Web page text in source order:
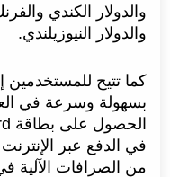
والدولار الكندي
والدولار النيوزيلندي.
كما تتيح للمستخدمين
بسهولة وسرعة في
في الدفع عبر
من الصرافات الآلية